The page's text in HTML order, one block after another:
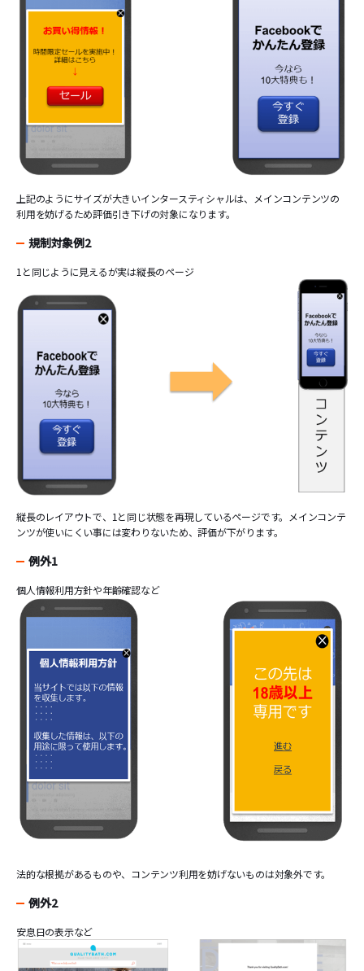
上記のようにサイズが大きいインタースティシャルは、メインコンテンツの
利用を妨げるため評価引き下げの対象になります。
規制対象例2
1と同じように見えるが実は縦長のページ
縦長のレイアウトで、1と同じ状態を再現しているページです。メインコンテ
ンツが使いにくい事には変わりないため、評価が下がります。
例外1
個人情報利用方針や年齢確認など
法的な根拠があるものや、コンテンツ利用を妨げないものは対象外です。
例外2
安息日の表示など